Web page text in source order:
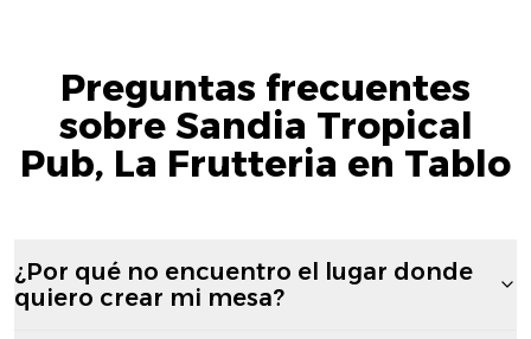
Preguntas frecuentes
sobre Sandia Tropical
Pub, La Frutteria en Tablo
¿Por qué no encuentro el lugar donde
quiero crear mi mesa?